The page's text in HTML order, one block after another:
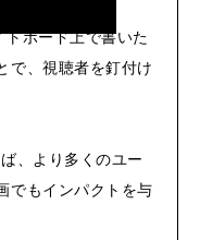
トボード上で書いた
で、視聴者を釘付け
、より多くのユー
でもインパクトを与